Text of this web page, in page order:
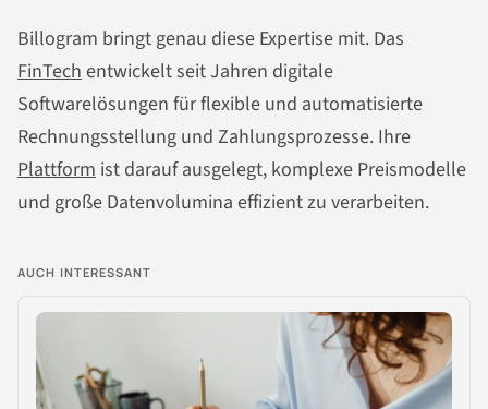
Billogram bringt genau diese Expertise mit. Das
FinTech entwickelt seit Jahren digitale
Softwarelösungen für flexible und automatisierte
Rechnungsstellung und Zahlungsprozesse. Ihre
Plattform ist darauf ausgelegt, komplexe Preismodelle
und große Datenvolumina effizient zu verarbeiten.
AUCH INTERESSANT